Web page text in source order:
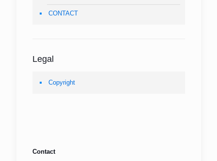
CONTACT
Legal
Copyright
Contact